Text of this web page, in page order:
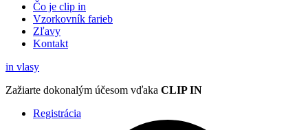
Čo je clip in
Vzorkovník farieb
Zľavy
Kontakt
in vlasy
Zažiarte dokonalým účesom vďaka CLIP IN
Registrácia